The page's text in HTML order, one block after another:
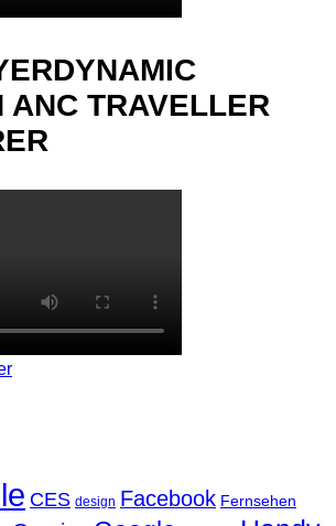
ANC TRAVELLER
CES design Facebook Fernsehen